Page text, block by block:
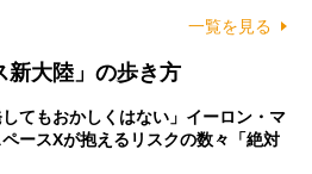
一覧を見る
新大陸」の歩き方
してもおかしくはない」イーロン・マ
ースXが抱えるリスクの数々「絶対